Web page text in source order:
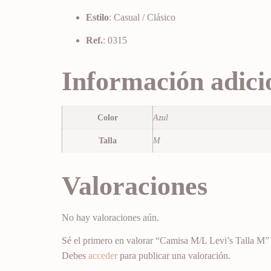
Estilo: Casual / Clásico
Ref.: 0315
Información
Color Azul
Talla M
Valoraciones
No hay valoraciones aún.
Sé el primero en valorar “Camisa M/L Levi’s Talla M”
Debes acceder para publicar una valoración.